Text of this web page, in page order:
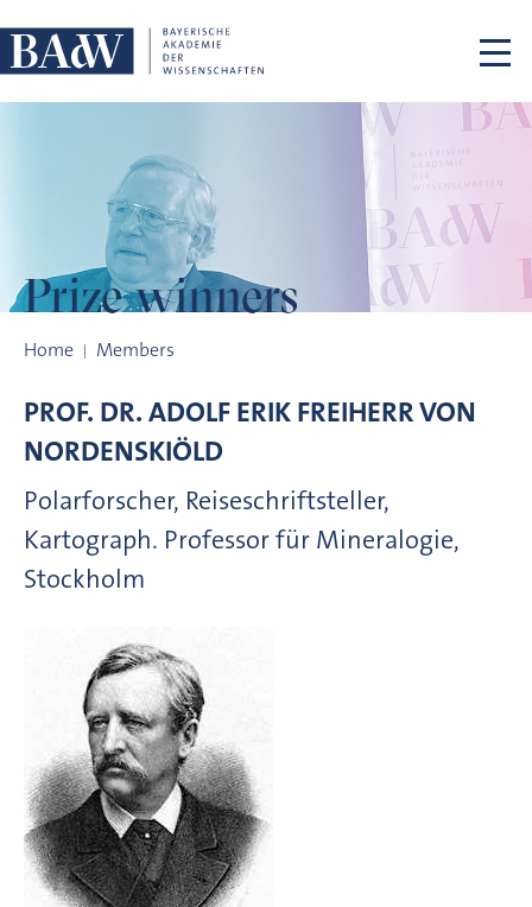
Prize winners
Home Members
PROF. DR.ADOLF ERIK FREIHERR VON
NORDENSKIÖLD
Polarforscher, Reiseschriftsteller,
Kartograph. Professor für Mineralogie,
Stockholm